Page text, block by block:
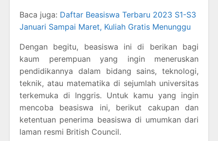
Baca juga: Daftar Beasiswa Terbaru 2023 S1-S3
Januari Sampai Maret, Kuliah Gratis Menunggu
Dengan begitu, beasiswa ini di berikan bagi
kaum perempuan yang ingin meneruskan
pendidikannya dalam bidang sains, teknologi,
teknik, atau matematika di sejumlah universitas
terkemuka di Inggris. Untuk kamu yang ingin
mencoba beasiswa ini, berikut cakupan dan
ketentuan penerima beasiswa di umumkan dari
laman resmi British Council.